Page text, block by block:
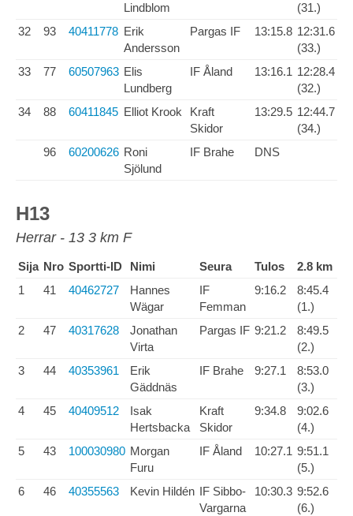
Lindblom
(31.)
32
93 40411778 Erik
Andersson
Pargas IF 13:15.8 12:31.6
(33.)
33
77 60507963 Elis
Lundberg
IF Åland 13:16.1 12:28.4
(32.)
34
88 60411845 Elliot Krook
Kraft
Skidor
13:29.5 12:44.7
(34.)
96
60200626 Roni
Sjölund
IF Brahe DNS
H13
Herrar - 13 3 km F
Sija Nro Sportti-ID Nimi Seura Tulos
2.8 km
1
41 40462727
Hannes
Wägar
IF
Femman
9:16.2
8:45.4
(1.)
2
47 40317628
Jonathan
Virta
Pargas IF 9:21.2
8:49.5
(2.)
3
44 40353961
Erik
Gäddnäs
IF Brahe 9:27.1
8:53.0
(3.)
4
45 40409512
Isak
Hertsbacka
Kraft
Skidor
9:34.8
9:02.6
(4.)
5
43 100030980 Morgan
Furu
IF Åland 10:27.1 9:51.1
(5.)
6
46 40355563 Kevin Hildén IF Sibbo-
Vargarna
10:30.3 9:52.6
(6.)